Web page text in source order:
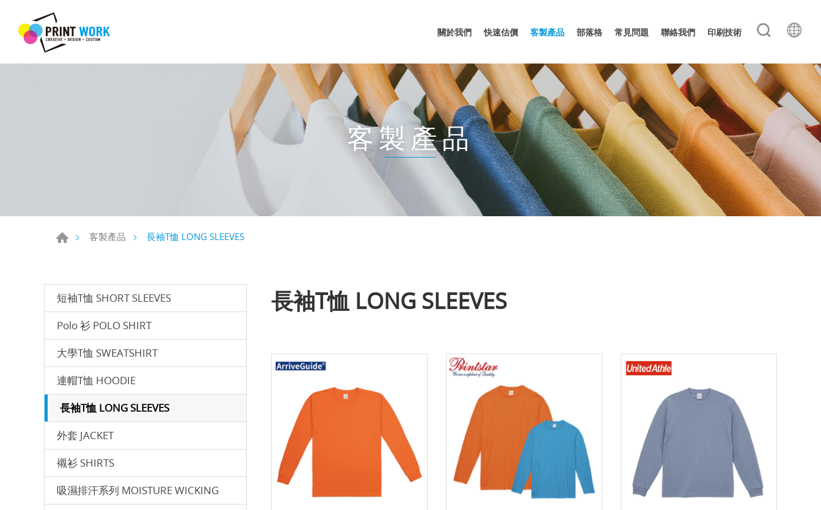
關於我們 快速估價 客製產品 部落格 常見問題 聯絡我們 印刷技術
客製產品
客製產品 長袖T恤 LONG SLEEVES
短袖T恤 SHORT SLEEVES
Polo 衫 POLO SHIRT
⼤學T恤 SWEATSHIRT
連帽T恤 HOODIE
長袖T恤 LONG SLEEVES
外套 JACKET
襯衫 SHIRTS
吸濕排汗系列 MOISTURE WICKING
長袖T恤 LONG SLEEVES